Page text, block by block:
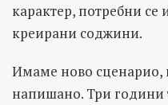
карактер, потребни
креирани соджини.
Имаме ново сценарио,
напишано. Три години